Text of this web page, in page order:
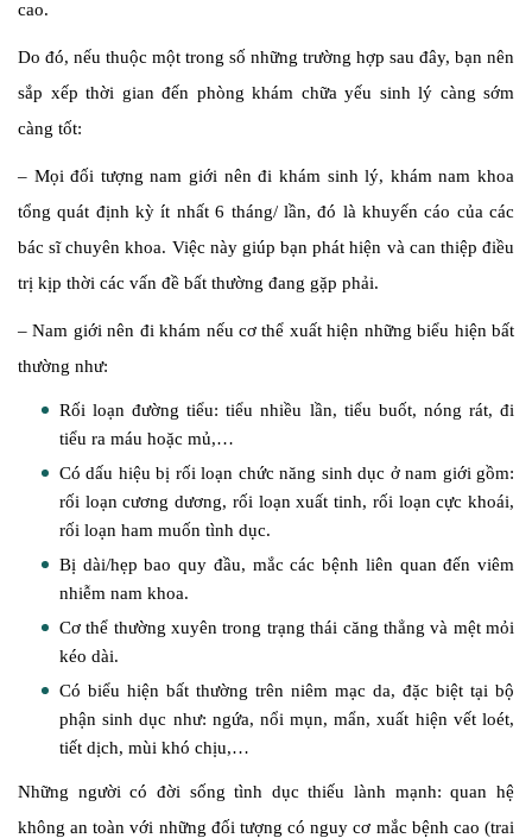
cao.
Do đó, nếu thuộc một trong số những trường hợp sau đây, bạn nên
sắp xếp thời gian đến phòng khám chữa yếu sinh lý càng sớm
càng tốt:
– Mọi đối tượng nam giới nên đi khám sinh lý, khám nam khoa
tổng quát định kỳ ít nhất 6 tháng/ lần, đó là khuyến cáo của các
bác sĩ chuyên khoa. Việc này giúp bạn phát hiện và can thiệp điều
trị kịp thời các vấn đề bất thường đang gặp phải.
– Nam giới nên đi khám nếu cơ thể xuất hiện những biểu hiện bất
thường như:
Rối loạn đường tiểu: tiểu nhiều lần, tiểu buốt, nóng rát, đi
tiểu ra máu hoặc mủ,…
Có dấu hiệu bị rối loạn chức năng sinh dục ở nam giới gồm:
rối loạn cương dương, rối loạn xuất tinh, rối loạn cực khoái,
rối loạn ham muốn tình dục.
Bị dài/hẹp bao quy đầu, mắc các bệnh liên quan đến viêm
nhiễm nam khoa.
Cơ thể thường xuyên trong trạng thái căng thẳng và mệt mỏi
kéo dài.
Có biểu hiện bất thường trên niêm mạc da, đặc biệt tại bộ
phận sinh dục như: ngứa, nổi mụn, mẩn, xuất hiện vết loét,
tiết dịch, mùi khó chịu,…
Những người có đời sống tình dục thiếu lành mạnh: quan hệ
không an toàn với những đối tượng có nguy cơ mắc bệnh cao (trai